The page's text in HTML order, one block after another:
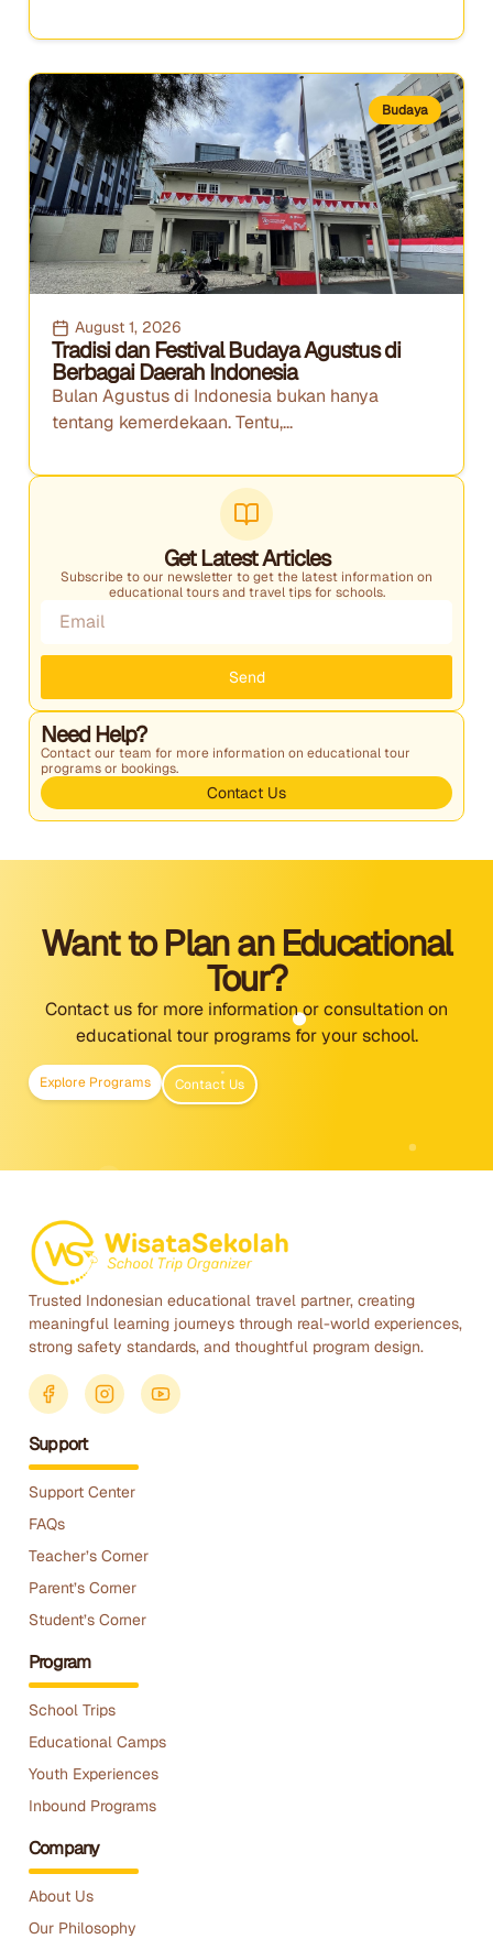
Budaya
August 1, 2026
Tradisi dan Festival Budaya Agustus di
Berbagai Daerah Indonesia
Bulan Agustus di Indonesia bukan hanya
tentang kemerdekaan. Tentu,...
Get Latest Articles
Subscribe to our newsletter to get the latest information on
educational tours and travel tips for schools.
Send
Need Help?
Contact our team for more information on educational tour
programs or bookings.
Contact Us
Want to Plan an Educational
Tour?
Contact us for more information or consultation on
educational tour programs for your school.
Explore Programs Contact Us
Trusted Indonesian educational travel partner, creating
meaningful learning journeys through real-world experiences,
strong safety standards, and thoughtful program design.
Support
Support Center
FAQs
Teacher’s Corner
Parent’s Corner
Student’s Corner
Program
School Trips
Educational Camps
Youth Experiences
Inbound Programs
Company
About Us
Our Philosophy